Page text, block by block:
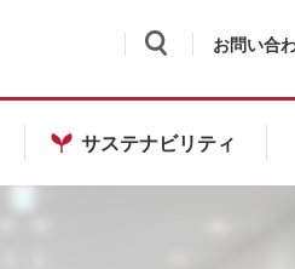
お問い合
サステナビリティ